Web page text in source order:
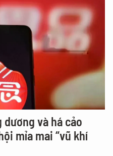
dương và há cảo
mỉa mai “vũ khí